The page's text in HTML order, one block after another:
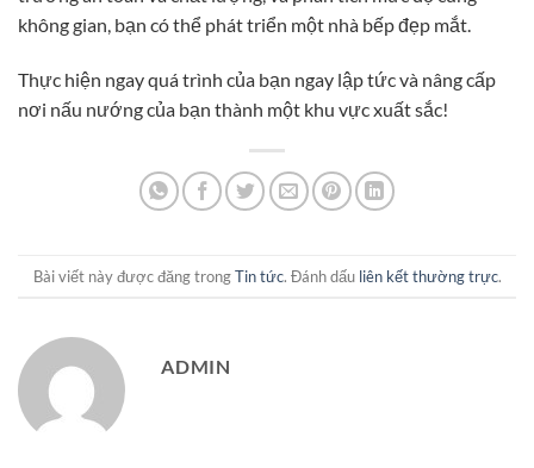
không gian, bạn có thể phát triển một nhà bếp đẹp mắt.
Thực hiện ngay quá trình của bạn ngay lập tức và nâng cấp
nơi nấu nướng của bạn thành một khu vực xuất sắc!
Bài viết này được đăng trongTin tức. Đánh dấu liên kết thường trực.
ADMIN